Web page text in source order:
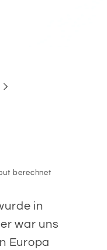
berechnet
in
war uns
Europa